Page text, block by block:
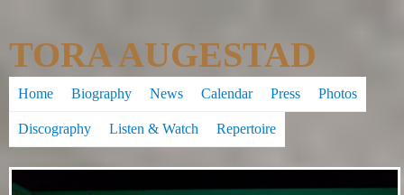
to
main
TORA AUGESTAD
Home Biography News Calendar Press Photos
Discography Listen & Watch Repertoire